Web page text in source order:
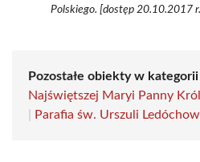
Polskiego. [dostęp 20.10.2017
Pozostałe obiekty w
Najświętszej Maryi Panny
Parafia św. Urszuli